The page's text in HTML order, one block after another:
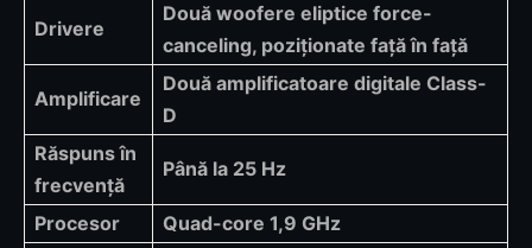
Drivere
Două woofere eliptice force-
canceling, poziționate față în față
Amplificare
Două amplificatoare digitale Class-
D
Răspuns în
frecvență
Până la 25 Hz
Procesor
Quad-core 1,9 GHz